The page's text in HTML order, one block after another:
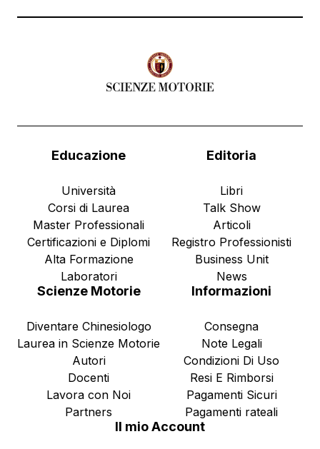
Educazione
Università
Corsi di Laurea
Master Professionali
Certificazioni e Diplomi
Alta Formazione
Laboratori
Editoria
Libri
Talk Show
Articoli
Registro Professionisti
Business Unit
News
Scienze Motorie
Diventare Chinesiologo
Laurea in Scienze Motorie
Autori
Docenti
Lavora con Noi
Partners
Informazioni
Consegna
Note Legali
Condizioni Di Uso
Resi E Rimborsi
Pagamenti Sicuri
Pagamenti rateali
Il mio Account